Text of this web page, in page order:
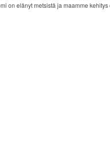
on elänyt metsistä ja maamme